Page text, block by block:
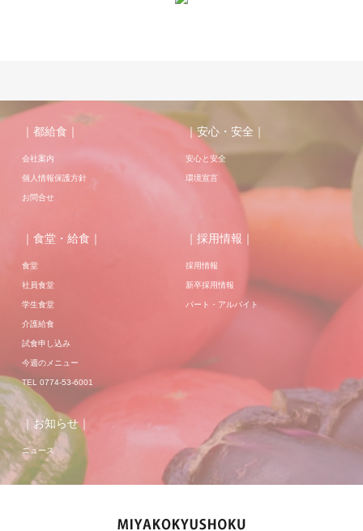
｜都給食｜
会社案内
個人情報保護方針
お問合せ
｜安心・安全｜
安心と安全
環境宣言
｜食堂・給食｜
食堂
社員食堂
学生食堂
介護給食
試食申し込み
今週のメニュー
TEL 0774-53-6001
｜採用情報｜
採用情報
新卒採用情報
パート・アルバイト
｜お知らせ｜
ニュース